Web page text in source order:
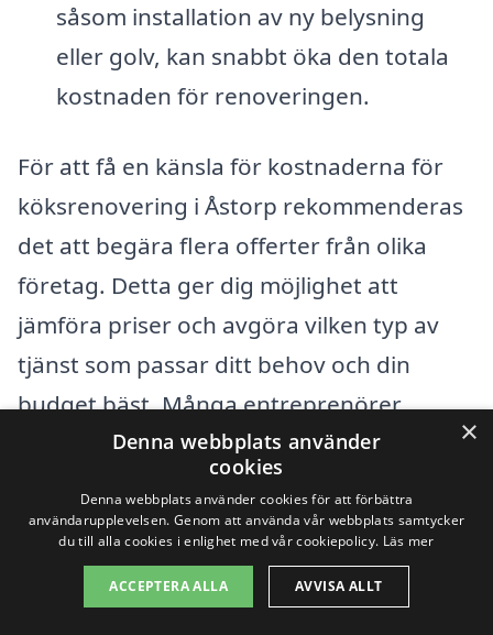
såsom installation av ny belysning
eller golv, kan snabbt öka den totala
kostnaden för renoveringen.
För att få en känsla för kostnaderna för
köksrenovering i Åstorp rekommenderas
det att begära flera offerter från olika
företag. Detta ger dig möjlighet att
jämföra priser och avgöra vilken typ av
tjänst som passar ditt behov och din
budget bäst. Många entreprenörer
erbjuder även gratis konsultationer, vilket
kan vara ett bra tillfälle att diskutera dina
idéer och få professionella råd om hur
man går vidare med renoveringen.
×
Denna webbplats använder
cookies
Denna webbplats använder cookies för att förbättra
användarupplevelsen. Genom att använda vår webbplats samtycker
du till alla cookies i enlighet med vår cookiepolicy. Läs mer
ACCEPTERA ALLA AVVISA ALLT